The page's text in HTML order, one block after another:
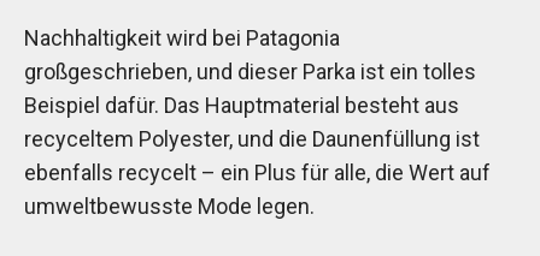
Nachhaltigkeit wird bei Patagonia
großgeschrieben, und dieser Parka ist ein tolles
Beispiel dafür. Das Hauptmaterial besteht aus
recyceltem Polyester, und die Daunenfüllung ist
ebenfalls recycelt – ein Plus für alle, die Wert auf
umweltbewusste Mode legen.